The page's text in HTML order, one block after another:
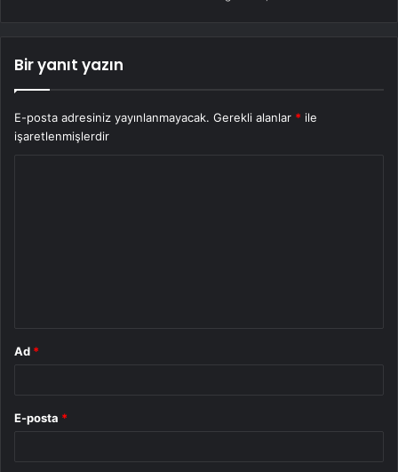
Bir yanıt yazın
E-posta adresiniz yayınlanmayacak. Gerekli alanlar * ile
işaretlenmişlerdir
Ad *
E-posta *